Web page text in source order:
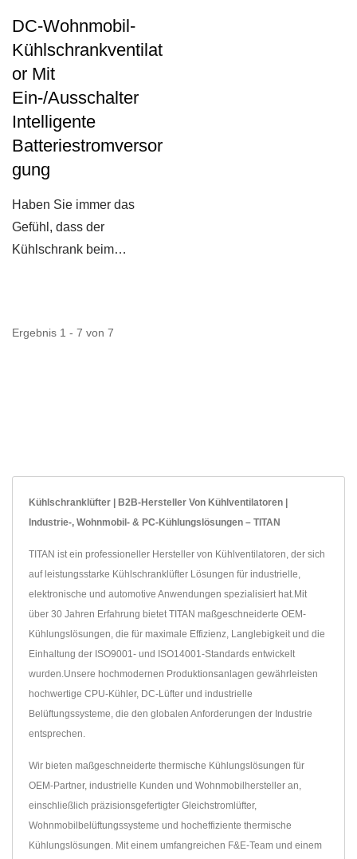
DC-Wohnmobil-
Kühlschrankventilat
Or Mit
Ein-/Ausschalter
Intelligente
Batteriestromversor
Gung
Haben Sie immer das
Gefühl, dass der
Kühlschrank beim
Ergebnis 1 - 7 von 7
Kühlschranklüfter | B2B-Hersteller Von Kühlventilatoren |
Industrie-, Wohnmobil- & PC-Kühlungslösungen – TITAN
TITAN ist ein professioneller Hersteller von Kühlventilatoren, der sich
auf leistungsstarke Kühlschranklüfter Lösungen für industrielle,
elektronische und automotive Anwendungen spezialisiert hat.Mit
über 30 Jahren Erfahrung bietet TITAN maßgeschneiderte OEM-
Kühlungslösungen, die für maximale Effizienz, Langlebigkeit und die
Einhaltung der ISO9001- und ISO14001-Standards entwickelt
wurden.Unsere hochmodernen Produktionsanlagen gewährleisten
hochwertige CPU-Kühler, DC-Lüfter und industrielle
Belüftungssysteme, die den globalen Anforderungen der Industrie
entsprechen.
Wir bieten maßgeschneiderte thermische Kühlungslösungen für
OEM-Partner, industrielle Kunden und Wohnmobilhersteller an,
einschließlich präzisionsgefertigter Gleichstromlüfter,
Wohnmobilbelüftungssysteme und hocheffiziente thermische
Kühlungslösungen. Mit einem umfangreichen F&E-Team und einem